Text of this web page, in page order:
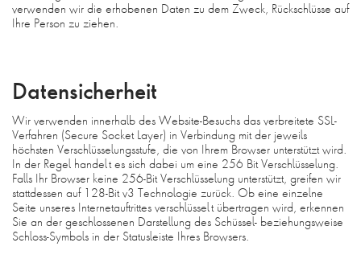
verwenden wir die erhobenen Daten zu dem Zweck, Rückschlüsse auf
Ihre Person zu ziehen.
Datensicherheit
Wir verwenden innerhalb des Website-Besuchs das verbreitete SSL-
Verfahren (Secure Socket Layer) in Verbindung mit der jeweils
höchsten Verschlüsselungsstufe, die von Ihrem Browser unterstützt wird.
In der Regel handelt es sich dabei um eine 256 Bit Verschlüsselung.
Falls Ihr Browser keine 256-Bit Verschlüsselung unterstützt, greifen wir
stattdessen auf 128-Bit v3 Technologie zurück. Ob eine einzelne
Seite unseres Internetauftrittes verschlüsselt übertragen wird, erkennen
Sie an der geschlossenen Darstellung des Schüssel- beziehungsweise
Schloss-Symbols in der Statusleiste Ihres Browsers.